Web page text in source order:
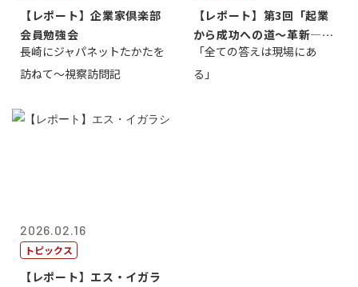
【レポート】企業家倶楽部
会員勉強会
長崎にジャパネットたかたを
訪ねて～視察訪問記
【レポート】第3回「起業
から成功への道～革新―挑
戦の先にある...
「全ての答えは現場にあ
る」
2026.02.16
トピックス
【レポート】エス・イガラ